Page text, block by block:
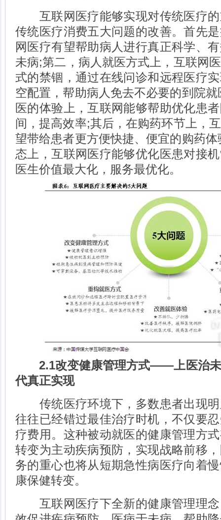
互联网医疗能够实现对传统医疗的
传统医疗消费五大问题的改善。首先
网医疗有望帮助病人进行真正科学、
未病;第二，病人就医方式上，互联网
式的禁锢，通过在线问诊和远程医疗
空配置，帮助病人免去不必要的到院
医的体验上，互联网能够帮助优化患
间，提高效率;其后，在购药环节上，
望带给患者更方便快捷、便宜的购药
态上，互联网医疗能够优化医患对接
医生价值最大化，服务最优化。
2.1改变健康管理方式——上医治
代真正实现
传统医疗环境下，多数患者出现明
往往已经错过最佳治疗时机，不仅要
疗费用。这种被动就医的健康管理方
转变为主动疾病预防，实现战略前移
务的重心也将从短期急性病医疗向着
康保健转变。
互联网医疗下全新的健康管理理念